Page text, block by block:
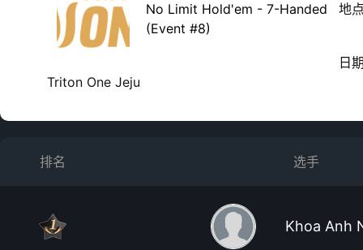
Triton One Jeju
No Limit Hold'em - 7-Handed
(Event #8)
地
日
排名 选手
Khoa Anh